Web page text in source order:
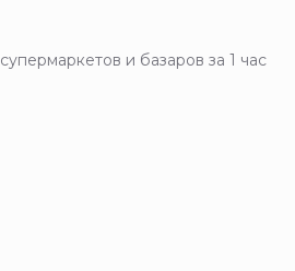
и базаров за 1 час